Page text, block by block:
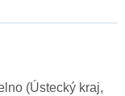
(Ústecký kraj,